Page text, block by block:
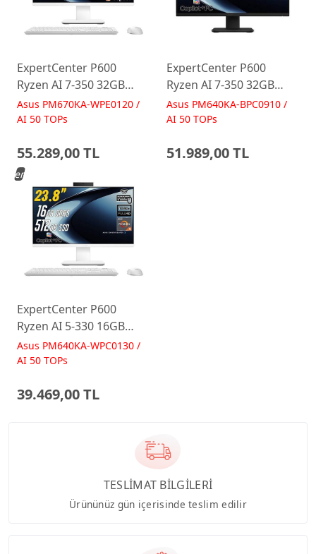
ExpertCenter P600
Ryzen AI 7-350 32GB
512GB 27 FreeDos Beyaz
AI-Powered AIO
Asus PM670KA-WPE0120 /
AI 50 TOPs
55.289,00 TL
ExpertCenter P600
Ryzen AI 7-350 32GB
512GB 23.8 FreeDos
Siyah AI-Powered AIO
Asus PM640KA-BPC0910 /
AI 50 TOPs
51.989,00 TL
ExpertCenter P600
Ryzen AI 5-330 16GB
512GB 23.8 FreeDos
Beyaz AI-Powered AIO
Asus PM640KA-WPC0130 /
AI 50 TOPs
39.469,00 TL
Yeni
TESLİMAT BİLGİLERİ
Ürününüz gün içerisinde teslim edilir